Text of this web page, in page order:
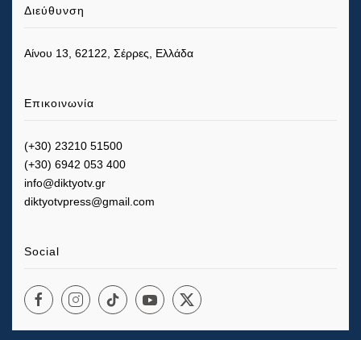
Διεύθυνση
Αίνου 13, 62122, Σέρρες, Ελλάδα
Επικοινωνία
(+30) 23210 51500
(+30) 6942 053 400
info@diktyotv.gr
diktyotvpress@gmail.com
Social